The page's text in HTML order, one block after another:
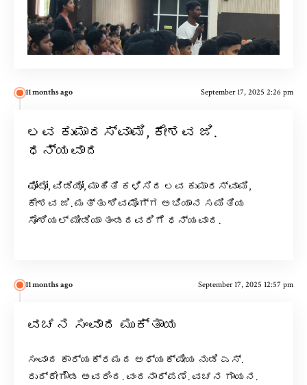
11 months ago September 17, 2025 2:26 pm
ಲವ ಕುಮಾರಸ್ವಾಮಿ, ಕೇಶವ ಜಿ.
ಧನ್ಯವಾದ
ಫೋಟೋ, ವಿಡಿಯೋ, ಮಾಹಿತಿ ಕಳಿಸಿದ ಲವ ಕುಮಾರಸ್ವಾಮಿ,
ಕೇಶವ ಜಿ. ಮತ್ತು ಶಿವಮೊಗ್ಗ ಅಭಿಯಾನ ಸಮಿತಿಯ
ಸೊಶಿಯಲ್ ಮೀಡಿಯಾ ತಂಡದವರಿಗೆ ಧನ್ಯವಾದ.
11 months ago September 17, 2025 12:57 pm
ವಚನ ಸಂವಾದ ಮುಕ್ತಾಯ
ಸಂವಾದ ಕಾರ್ಯಕ್ರಮದ ಅಧ್ಯಕ್ಷೀಯ ನುಡಿ ಎಸ್.
ರುದ್ರೇಗೌಡ ಅವರಿಂದ. ವಂದನಾರ್ಪಣೆ. ವಚನ ಗಾಯನ.